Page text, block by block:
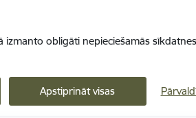
izmanto obligāti nepieciešamās
Apstiprināt visas